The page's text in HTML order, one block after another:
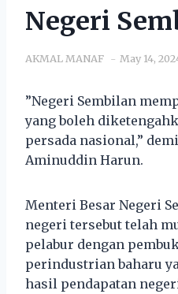
Negeri
AKMAL MANAF May 14,
”Negeri Sembilan
yang boleh
persada nasional,”
Aminuddin Harun.
Menteri Besar Negeri
negeri tersebut telah
pelabur dengan
perindustrian baharu
hasil pendapatan